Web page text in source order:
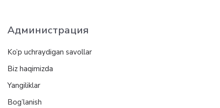
Администрация
Ko’p uchraydigan savollar
Biz haqimizda
Yangiliklar
Bog’lanish